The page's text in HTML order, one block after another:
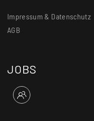
Impressum & Datenschutz
AGB
JOBS